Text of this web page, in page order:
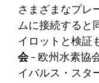
さまざまなプレ
ムに接続すると
イロットと検証
会– 欧州水素協
イバルス・スタ